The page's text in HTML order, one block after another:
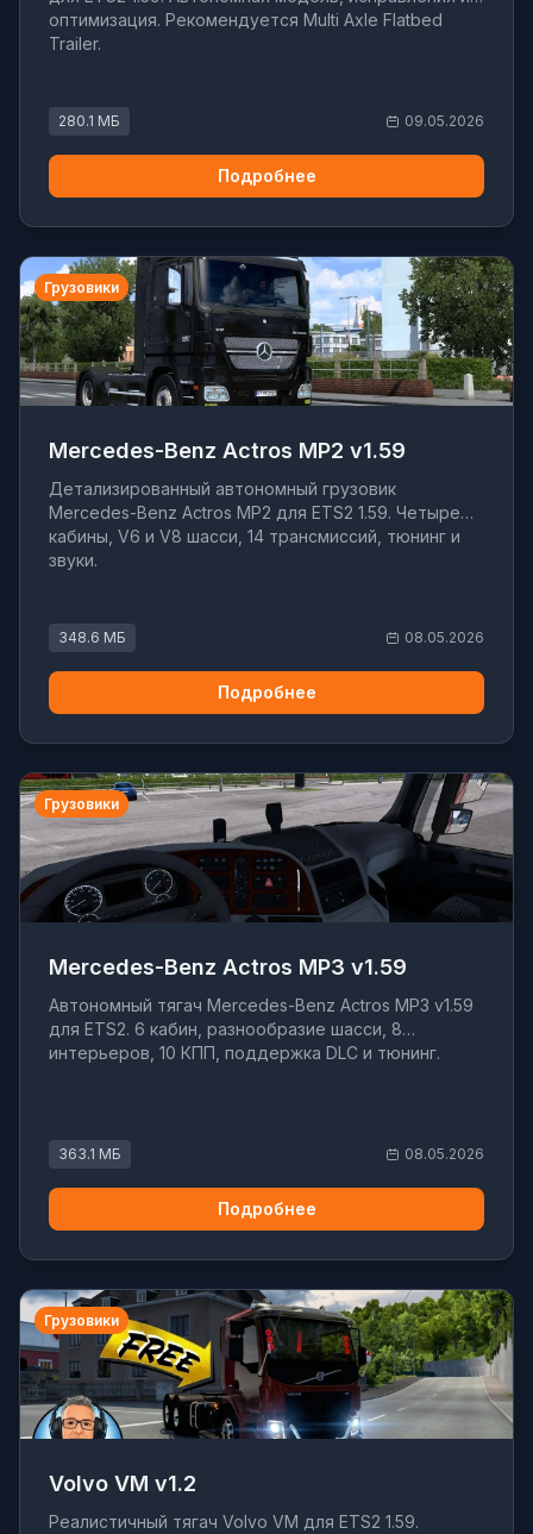
оптимизация. Рекомендуется Multi Axle Flatbed
Trailer.
280.1 МБ 09.05.2026
Подробнее
Грузовики
Mercedes-Benz Actros MP2 v1.59
Детализированный автономный грузовик
Mercedes-Benz Actros MP2 для ETS2 1.59. Четыре
кабины, V6 и V8 шасси, 14 трансмиссий, тюнинг и
звуки.
348.6 МБ 08.05.2026
Подробнее
Грузовики
Mercedes-Benz Actros MP3 v1.59
Автономный тягач Mercedes-Benz Actros MP3 v1.59
для ETS2. 6 кабин, разнообразие шасси, 8
интерьеров, 10 КПП, поддержка DLC и тюнинг.
363.1 МБ 08.05.2026
Подробнее
Грузовики
Volvo VM v1.2
Реалистичный тягач Volvo VM для ETS2 1.59.